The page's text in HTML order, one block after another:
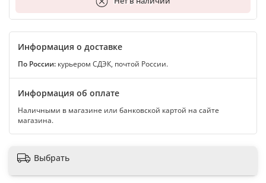
Информация о доставке
По России: курьером СДЭК, почтой России.
Информация об оплате
Наличными в магазине или банковской картой на сайте
магазина.
Выбрать